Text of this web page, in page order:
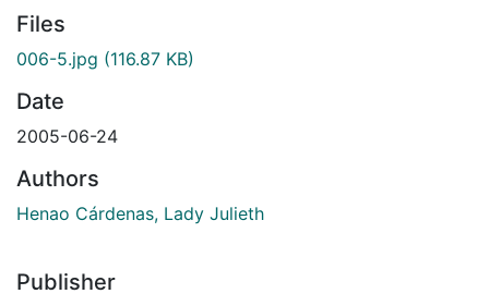
Files
006-5.jpg (116.87 KB)
Date
2005-06-24
Authors
Henao Cárdenas, Lady Julieth
Publisher